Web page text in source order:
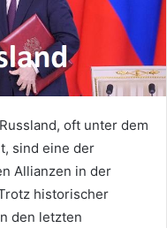
oft unter dem
sind eine der
Allianzen in der
historischer
den letzten